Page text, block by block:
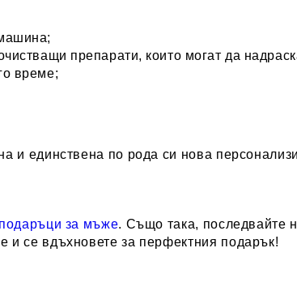
препарати, които могат да
време;
и единствена по рода си нова
подаръци за мъже. Също така, последвайте
и се вдъхновете за перфектния подарък!